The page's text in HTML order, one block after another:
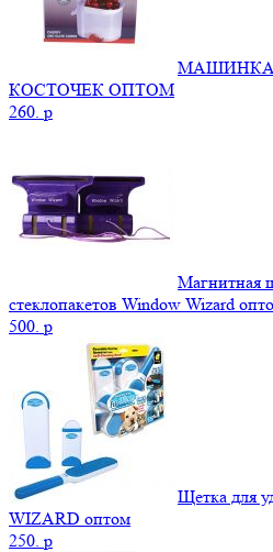
МАШИНКА
КОСТОЧЕК ОПТОМ
260. p
Магнитная
стеклопакетов Window Wizard
500. p
Щетка для
WIZARD оптом
250. p